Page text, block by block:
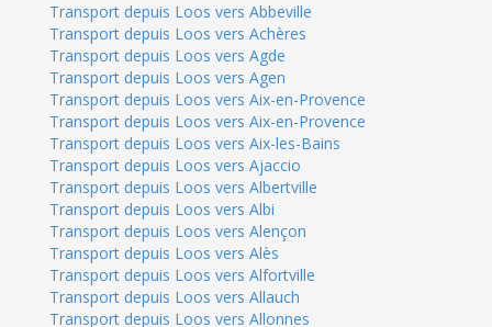
Transport depuis Loos vers Abbeville
Transport depuis Loos vers Achères
Transport depuis Loos vers Agde
Transport depuis Loos vers Agen
Transport depuis Loos vers Aix-en-Provence
Transport depuis Loos vers Aix-en-Provence
Transport depuis Loos vers Aix-les-Bains
Transport depuis Loos vers Ajaccio
Transport depuis Loos vers Albertville
Transport depuis Loos vers Albi
Transport depuis Loos vers Alençon
Transport depuis Loos vers Alès
Transport depuis Loos vers Alfortville
Transport depuis Loos vers Allauch
Transport depuis Loos vers Allonnes